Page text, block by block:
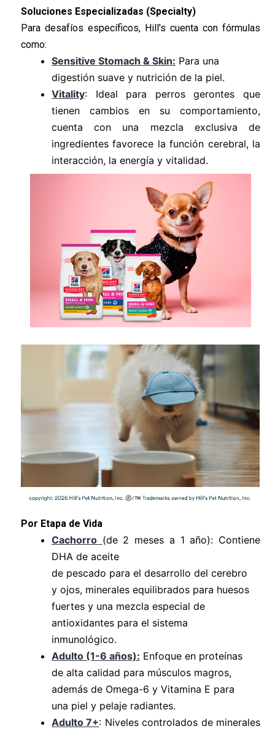
Soluciones Especializadas (Specialty)
Para desafíos específicos, Hill's cuenta con fórmulas
como:
Sensitive Stomach & Skin: Para una
digestión suave y nutrición de la piel.
Vitality: Ideal para perros gerontes que
tienen cambios en su comportamiento,
cuenta con una mezcla exclusiva de
ingredientes favorece la función cerebral, la
interacción, la energía y vitalidad.
Por Etapa de Vida
Cachorro (de 2 meses a 1 año): Contiene
DHA de aceite
de pescado para el desarrollo del cerebro
y ojos, minerales equilibrados para huesos
fuertes y una mezcla especial de
antioxidantes para el sistema
inmunológico.
Adulto (1-6 años): Enfoque en proteínas
de alta calidad para músculos magros,
además de Omega-6 y Vitamina E para
una piel y pelaje radiantes.
Adulto 7+: Niveles controlados de minerales